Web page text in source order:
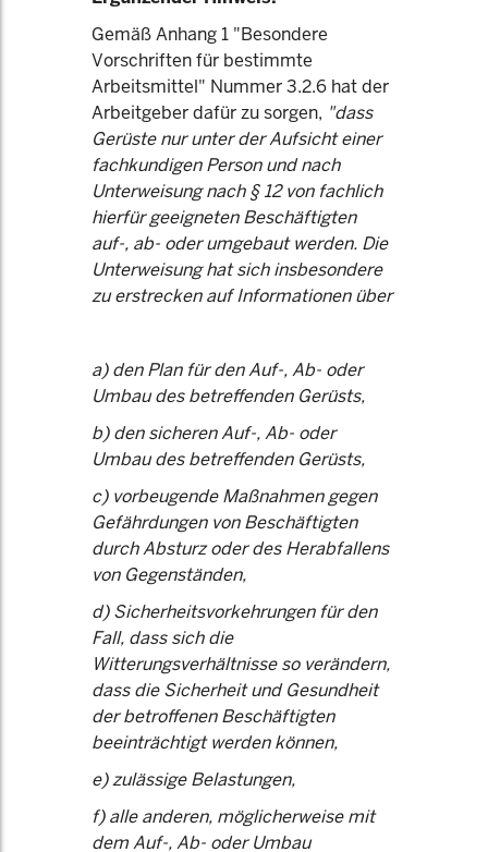
Gemäß Anhang 1 "Besondere
Vorschriften für bestimmte
Arbeitsmittel" Nummer 3.2.6 hat der
Arbeitgeber dafür zu sorgen, "dass
Gerüste nur unter der Aufsicht einer
fachkundigen Person und nach
Unterweisung nach § 12 von fachlich
hierfür geeigneten Beschäftigten
auf-, ab- oder umgebaut werden. Die
Unterweisung hat sich insbesondere
zu erstrecken auf Informationen über
a) den Plan für den Auf-, Ab- oder
Umbau des betreffenden Gerüsts,
b) den sicheren Auf-, Ab- oder
Umbau des betreffenden Gerüsts,
c) vorbeugende Maßnahmen gegen
Gefährdungen von Beschäftigten
durch Absturz oder des Herabfallens
von Gegenständen,
d) Sicherheitsvorkehrungen für den
Fall, dass sich die
Witterungsverhältnisse so verändern,
dass die Sicherheit und Gesundheit
der betroffenen Beschäftigten
beeinträchtigt werden können,
e) zulässige Belastungen,
f) alle anderen, möglicherweise mit
dem Auf-, Ab- oder Umbau